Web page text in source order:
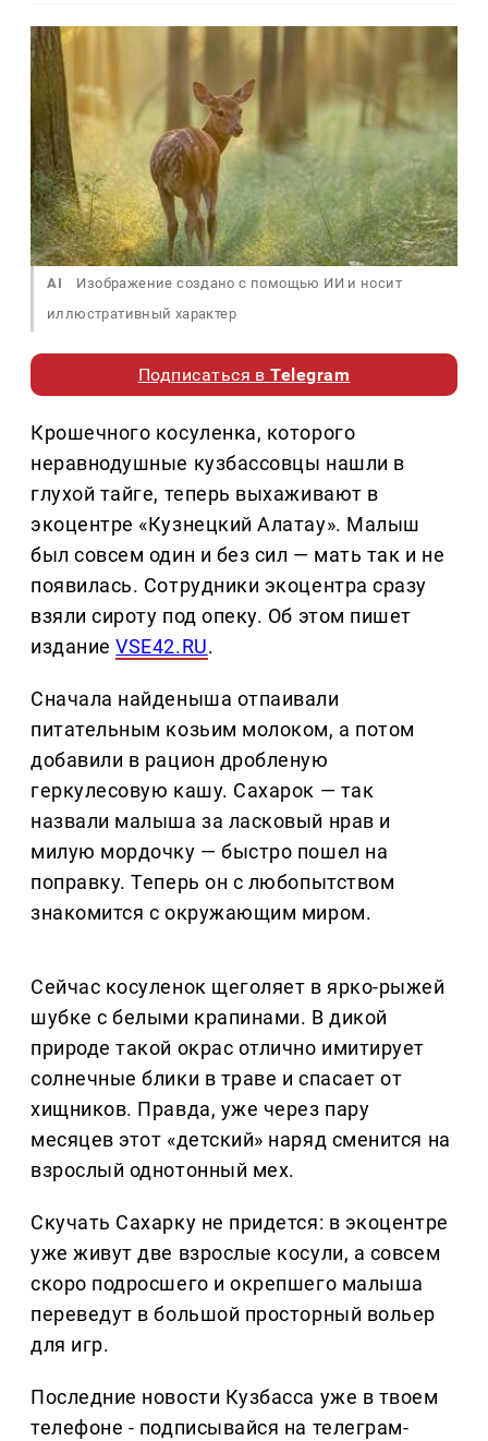
AI
Изображение создано с помощью ИИ и носит
иллюстративный характер
Подписаться вTelegram
Крошечного косуленка, которого
неравнодушные кузбассовцы нашли в
глухой тайге, теперь выхаживают в
экоцентре «Кузнецкий Алатау». Малыш
был совсем один и без сил — мать так и не
появилась. Сотрудники экоцентра сразу
взяли сироту под опеку. Об этом пишет
изданиеVSE42.RU.
Сначала найденыша отпаивали
питательным козьим молоком, а потом
добавили в рацион дробленую
геркулесовую кашу. Сахарок — так
назвали малыша за ласковый нрав и
милую мордочку — быстро пошел на
поправку. Теперь он с любопытством
знакомится с окружающим миром.
Сейчас косуленок щеголяет в ярко-рыжей
шубке с белыми крапинами. В дикой
природе такой окрас отлично имитирует
солнечные блики в траве и спасает от
хищников. Правда, уже через пару
месяцев этот «детский» наряд сменится на
взрослый однотонный мех.
Скучать Сахарку не придется: в экоцентре
уже живут две взрослые косули, а совсем
скоро подросшего и окрепшего малыша
переведут в большой просторный вольер
для игр.
Последние новости Кузбасса уже в твоем
телефоне - подписывайся на телеграм-